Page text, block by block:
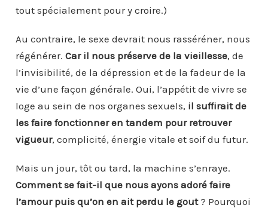
tout spécialement pour y croire.)
Au contraire, le sexe devrait nous rasséréner, nous
régénérer. Car il nous préserve de la vieillesse, de
l’invisibilité, de la dépression et de la fadeur de la
vie d’une façon générale. Oui, l’appétit de vivre se
loge au sein de nos organes sexuels, il suffirait de
les faire fonctionner en tandem pour retrouver
vigueur, complicité, énergie vitale et soif du futur.
Mais un jour, tôt ou tard, la machine s’enraye.
Comment se fait-il que nous ayons adoré faire
l’amour puis qu’on en ait perdu le gout ? Pourquoi